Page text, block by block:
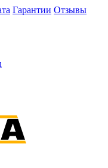
Гарантии Отзывы